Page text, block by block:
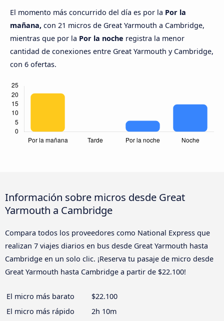
El momento más concurrido del día es por la Por la
mañana, con 21 micros de Great Yarmouth a Cambridge,
mientras que por la Por la noche registra la menor
cantidad de conexiones entre Great Yarmouth y Cambridge,
con 6 ofertas.
Información sobre micros desde Great
Yarmouth a Cambridge
Compara todos los proveedores como National Express que
realizan 7 viajes diarios en bus desde Great Yarmouth hasta
Cambridge en un solo clic. ¡Reserva tu pasaje de micro desde
Great Yarmouth hasta Cambridge a partir de $22.100!
El micro más barato
$22.100
El micro más rápido
2h 10m